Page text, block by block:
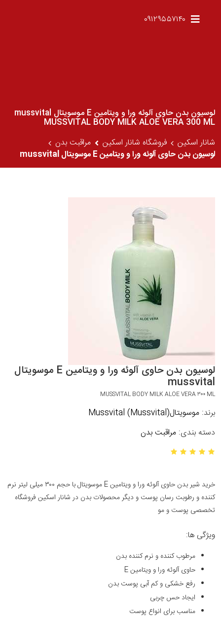
۰۹۱۲۹۵۵۷۱۴۰
لوسیون بدن حاوی آلوئه ورا و ویتامین E موسویتال mussvital
MUSSVITAL BODY MILK ALOE VERA 300 ML
شانار اسکین
فروشگاه شانار اسکین
مراقبت بدن
لوسیون بدن حاوی آلوئه ورا و ویتامین E موسویتال mussvital
لوسیون بدن حاوی آلوئه ورا و ویتامین E موسویتال
mussvital
MUSSVITAL BODY MILK ALOE VERA ۳۰۰ ML
برند: موسویتال(Mussvital) Mussvital
دسته بندی: مراقبت بدن
خرید شیر بدن حاوی آلوئه ورا و ویتامین E موسویتال با حجم ۳۰۰ میلی لیتر نرم
کننده و رطوبت رسان پوست و دیگر محصولات بدن در شانار اسکین فروشگاه
تخصصی پوست و مو
ویژگی ها:
مرطوب کننده و نرم کننده بدن
حاوی آلوئه ورا و ویتامین E
رفع خشکی و کم آبی پوست بدن
ایجاد حس چربی
مناسب برای انواع پوست